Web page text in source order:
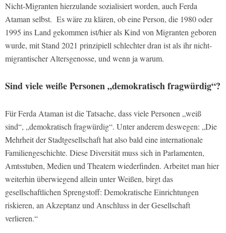
Nicht-Migranten hierzulande sozialisiert worden, auch Ferda
Ataman selbst. Es wäre zu klären, ob eine Person, die 1980 oder
1995 ins Land gekommen ist/hier als Kind von Migranten geboren
wurde, mit Stand 2021 prinzipiell schlechter dran ist als ihr nicht-
migrantischer Altersgenosse, und wenn ja warum.
Sind viele weiße Personen „demokratisch fragwürdig“?
Für Ferda Ataman ist die Tatsache, dass viele Personen „weiß
sind“, „demokratisch fragwürdig“. Unter anderem deswegen: „Die
Mehrheit der Stadtgesellschaft hat also bald eine internationale
Familiengeschichte. Diese Diversität muss sich in Parlamenten,
Amtsstuben, Medien und Theatern wiederfinden. Arbeitet man hier
weiterhin überwiegend allein unter Weißen, birgt das
gesellschaftlichen Sprengstoff: Demokratische Einrichtungen
riskieren, an Akzeptanz und Anschluss in der Gesellschaft
verlieren.“